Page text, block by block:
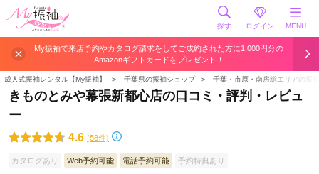
探す ログイン MENU
My振袖で来店予約やカタログ請求をしてご成約された方に1,000円分の
Amazonギフトカードをプレゼント！
成人式振袖レンタル【My振袖】 ＞ 千葉県の振袖ショップ ＞ 千葉・市原・南房総エリアの振
きものとみや幕張新都心店の口コミ・評判・レビュ
ー
4.6 (58件)
カタログあり Web予約可能 電話予約可能 予約特典あり